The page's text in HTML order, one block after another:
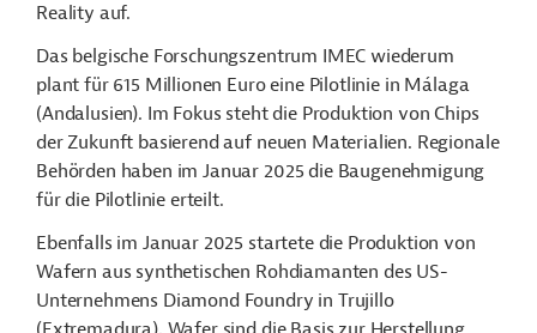
Reality auf.
Das belgische Forschungszentrum IMEC wiederum
plant für 615 Millionen Euro eine Pilotlinie in Málaga
(Andalusien). Im Fokus steht die Produktion von Chips
der Zukunft basierend auf neuen Materialien. Regionale
Behörden haben im Januar 2025 die Baugenehmigung
für die Pilotlinie erteilt.
Ebenfalls im Januar 2025 startete die Produktion von
Wafern aus synthetischen Rohdiamanten des US-
Unternehmens Diamond Foundry in Trujillo